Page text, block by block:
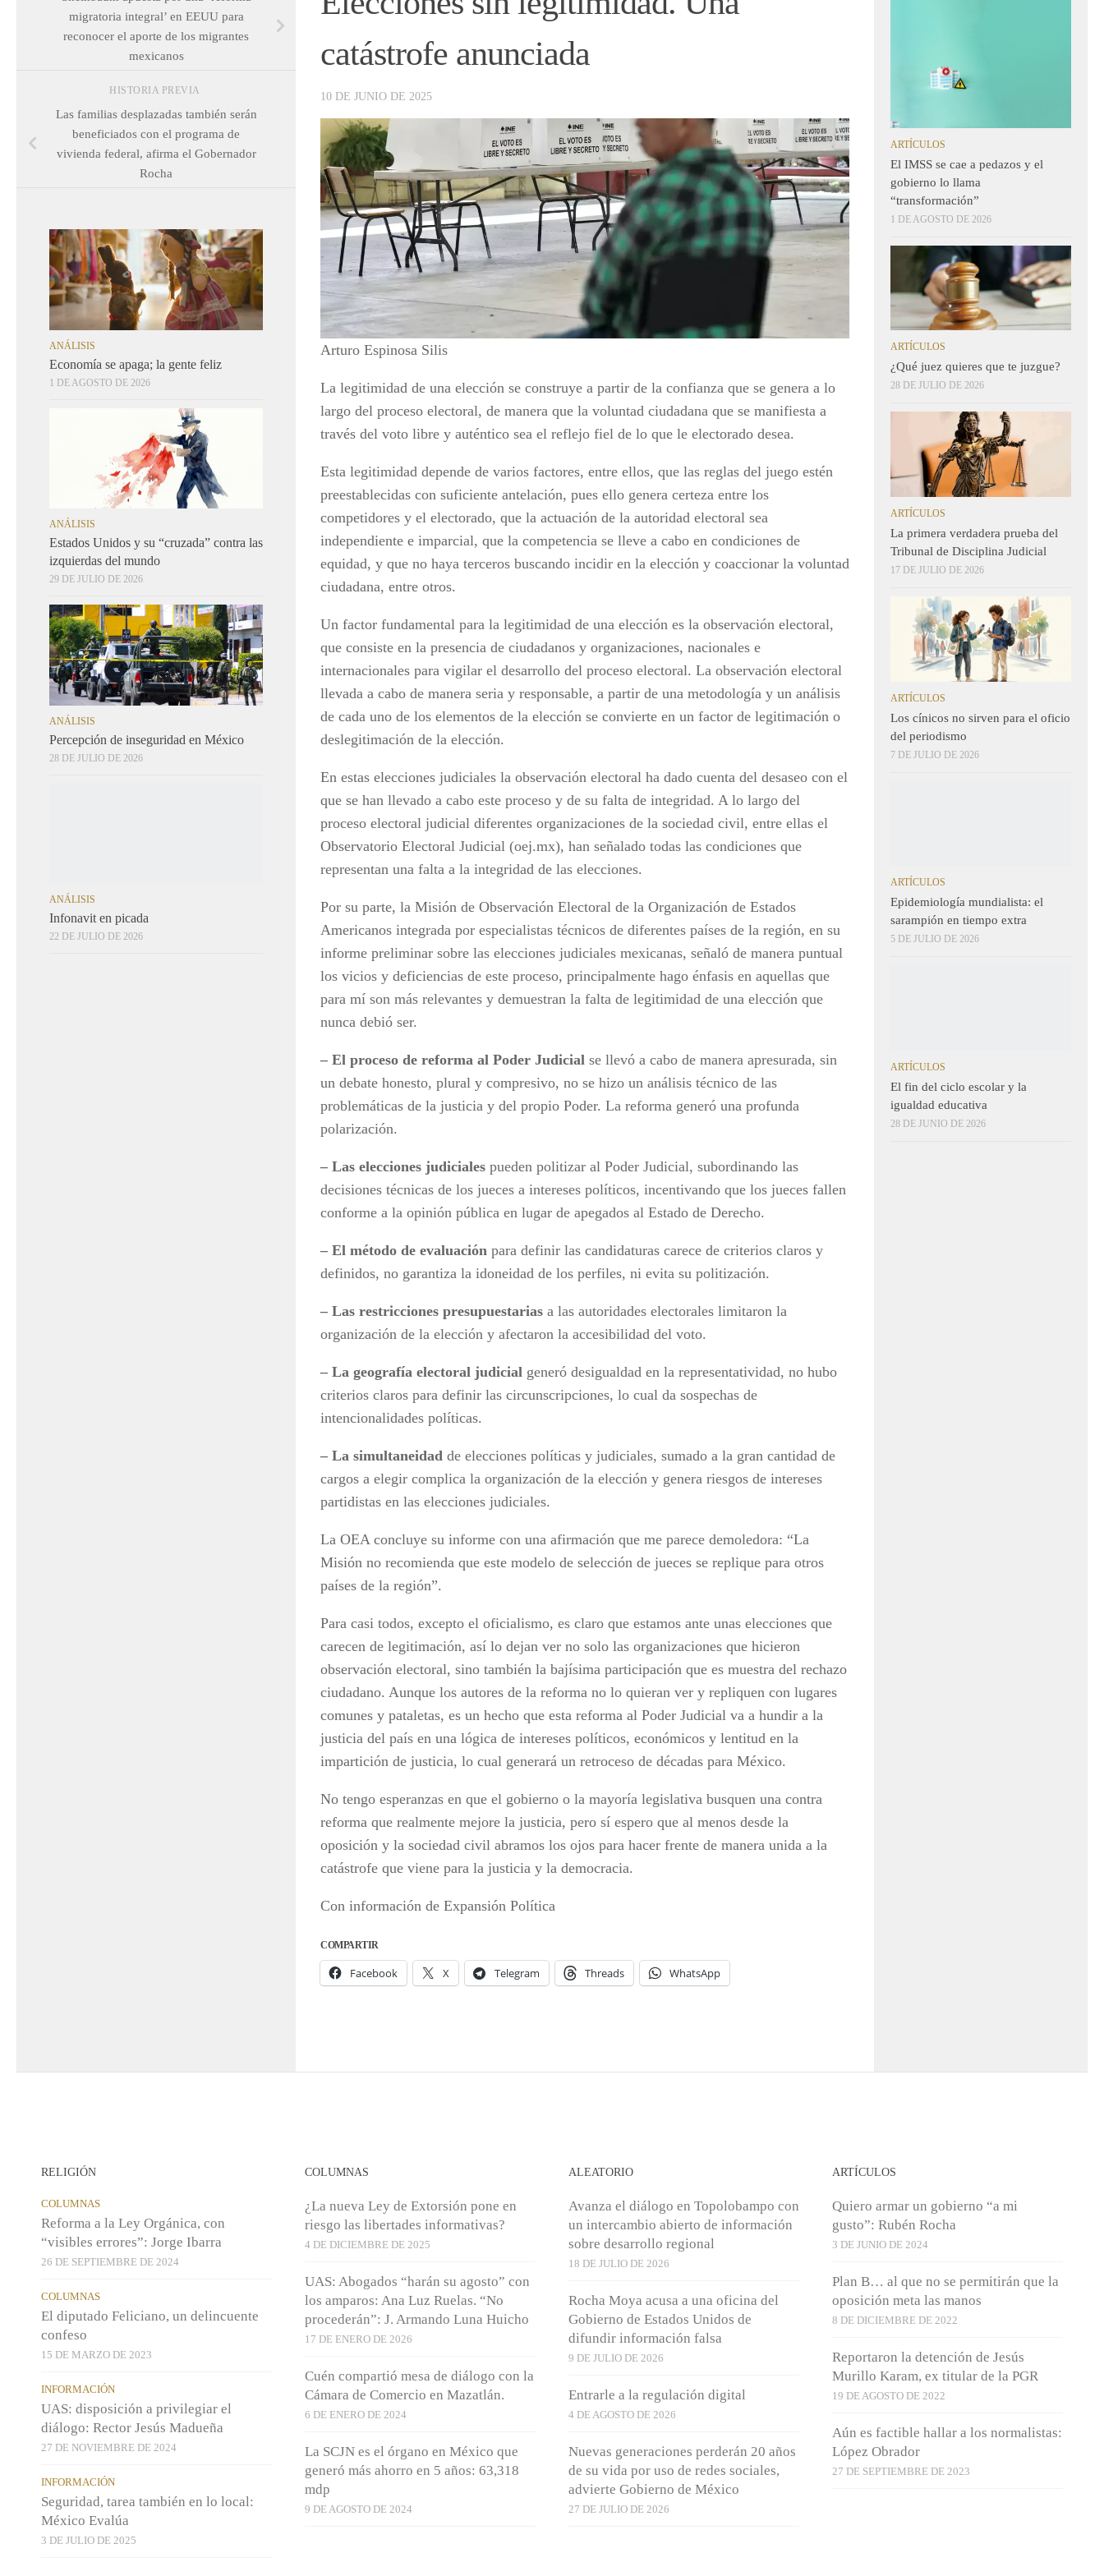
catástrofe anunciada
10 DE JUNIO DE 2025
Arturo Espinosa Silis
La legitimidad de una elección se construye a partir de la confianza que se genera a lo
largo del proceso electoral, de manera que la voluntad ciudadana que se manifiesta a
través del voto libre y auténtico sea el reflejo fiel de lo que le electorado desea.
Esta legitimidad depende de varios factores, entre ellos, que las reglas del juego estén
preestablecidas con suficiente antelación, pues ello genera certeza entre los
competidores y el electorado, que la actuación de la autoridad electoral sea
independiente e imparcial, que la competencia se lleve a cabo en condiciones de
equidad, y que no haya terceros buscando incidir en la elección y coaccionar la voluntad
ciudadana, entre otros.
Un factor fundamental para la legitimidad de una elección es la observación electoral,
que consiste en la presencia de ciudadanos y organizaciones, nacionales e
internacionales para vigilar el desarrollo del proceso electoral. La observación electoral
llevada a cabo de manera seria y responsable, a partir de una metodología y un análisis
de cada uno de los elementos de la elección se convierte en un factor de legitimación o
deslegitimación de la elección.
En estas elecciones judiciales la observación electoral ha dado cuenta del desaseo con el
que se han llevado a cabo este proceso y de su falta de integridad. A lo largo del
proceso electoral judicial diferentes organizaciones de la sociedad civil, entre ellas el
Observatorio Electoral Judicial (oej.mx), han señalado todas las condiciones que
representan una falta a la integridad de las elecciones.
Por su parte, la Misión de Observación Electoral de la Organización de Estados
Americanos integrada por especialistas técnicos de diferentes países de la región, en su
informe preliminar sobre las elecciones judiciales mexicanas, señaló de manera puntual
los vicios y deficiencias de este proceso, principalmente hago énfasis en aquellas que
para mí son más relevantes y demuestran la falta de legitimidad de una elección que
nunca debió ser.
– El proceso de reforma al Poder Judicial se llevó a cabo de manera apresurada, sin
un debate honesto, plural y compresivo, no se hizo un análisis técnico de las
problemáticas de la justicia y del propio Poder. La reforma generó una profunda
polarización.
– Las elecciones judiciales pueden politizar al Poder Judicial, subordinando las
decisiones técnicas de los jueces a intereses políticos, incentivando que los jueces fallen
conforme a la opinión pública en lugar de apegados al Estado de Derecho.
– El método de evaluación para definir las candidaturas carece de criterios claros y
definidos, no garantiza la idoneidad de los perfiles, ni evita su politización.
– Las restricciones presupuestarias a las autoridades electorales limitaron la
organización de la elección y afectaron la accesibilidad del voto.
– La geografía electoral judicial generó desigualdad en la representatividad, no hubo
criterios claros para definir las circunscripciones, lo cual da sospechas de
intencionalidades políticas.
– La simultaneidad de elecciones políticas y judiciales, sumado a la gran cantidad de
cargos a elegir complica la organización de la elección y genera riesgos de intereses
partidistas en las elecciones judiciales.
La OEA concluye su informe con una afirmación que me parece demoledora: “La
Misión no recomienda que este modelo de selección de jueces se replique para otros
países de la región”.
Para casi todos, excepto el oficialismo, es claro que estamos ante unas elecciones que
carecen de legitimación, así lo dejan ver no solo las organizaciones que hicieron
observación electoral, sino también la bajísima participación que es muestra del rechazo
ciudadano. Aunque los autores de la reforma no lo quieran ver y repliquen con lugares
comunes y pataletas, es un hecho que esta reforma al Poder Judicial va a hundir a la
justicia del país en una lógica de intereses políticos, económicos y lentitud en la
impartición de justicia, lo cual generará un retroceso de décadas para México.
No tengo esperanzas en que el gobierno o la mayoría legislativa busquen una contra
reforma que realmente mejore la justicia, pero sí espero que al menos desde la
oposición y la sociedad civil abramos los ojos para hacer frente de manera unida a la
catástrofe que viene para la justicia y la democracia.
Con información de Expansión Política
COMPARTIR
Facebook X Telegram Threads WhatsApp
migratoria integral’ en EEUU para
reconocer el aporte de los migrantes
mexicanos
HISTORIA PREVIA
Las familias desplazadas también serán
beneficiados con el programa de
vivienda federal, afirma el Gobernador
Rocha
ANÁLISIS
Economía se apaga; la gente feliz
1 DE AGOSTO DE 2026
ANÁLISIS
Estados Unidos y su “cruzada” contra las
izquierdas del mundo
29 DE JULIO DE 2026
ANÁLISIS
Percepción de inseguridad en México
28 DE JULIO DE 2026
ARTÍCULOS
El IMSS se cae a pedazos y el
gobierno lo llama
“transformación”
1 DE AGOSTO DE 2026
ARTÍCULOS
¿Qué juez quieres que te juzgue?
28 DE JULIO DE 2026
ARTÍCULOS
La primera verdadera prueba del
Tribunal de Disciplina Judicial
17 DE JULIO DE 2026
ARTÍCULOS
Los cínicos no sirven para el oficio
del periodismo
7 DE JULIO DE 2026
ARTÍCULOS
Epidemiología mundialista: el
sarampión en tiempo extra
5 DE JULIO DE 2026
ARTÍCULOS
El fin del ciclo escolar y la
igualdad educativa
28 DE JUNIO DE 2026
RELIGIÓN
COLUMNAS
Reforma a la Ley Orgánica, con
“visibles errores”: Jorge Ibarra
26 DE SEPTIEMBRE DE 2024
COLUMNAS
El diputado Feliciano, un delincuente
confeso
15 DE MARZO DE 2023
INFORMACIÓN
UAS: disposición a privilegiar el
diálogo: Rector Jesús Madueña
27 DE NOVIEMBRE DE 2024
INFORMACIÓN
Seguridad, tarea también en lo local:
México Evalúa
3 DE JULIO DE 2025
COLUMNAS
¿La nueva Ley de Extorsión pone en
riesgo las libertades informativas?
4 DE DICIEMBRE DE 2025
UAS: Abogados “harán su agosto” con
los amparos: Ana Luz Ruelas. “No
procederán”: J. Armando Luna Huicho
17 DE ENERO DE 2026
Cuén compartió mesa de diálogo con la
Cámara de Comercio en Mazatlán.
6 DE ENERO DE 2024
La SCJN es el órgano en México que
generó más ahorro en 5 años: 63,318
mdp
9 DE AGOSTO DE 2024
ALEATORIO
Avanza el diálogo en Topolobampo con
un intercambio abierto de información
sobre desarrollo regional
18 DE JULIO DE 2026
Rocha Moya acusa a una oficina del
Gobierno de Estados Unidos de
difundir información falsa
9 DE JULIO DE 2026
Entrarle a la regulación digital
4 DE AGOSTO DE 2026
Nuevas generaciones perderán 20 años
de su vida por uso de redes sociales,
advierte Gobierno de México
27 DE JULIO DE 2026
ARTÍCULOS
Quiero armar un gobierno “a mi
gusto”: Rubén Rocha
3 DE JUNIO DE 2024
Plan B… al que no se permitirán que la
oposición meta las manos
8 DE DICIEMBRE DE 2022
Reportaron la detención de Jesús
Murillo Karam, ex titular de la PGR
19 DE AGOSTO DE 2022
Aún es factible hallar a los normalistas:
López Obrador
27 DE SEPTIEMBRE DE 2023